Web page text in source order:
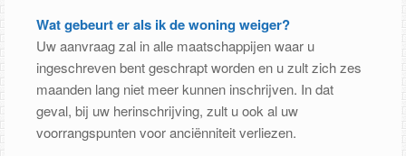
Wat gebeurt er als ik de woning weiger?
Uw aanvraag zal in alle maatschappijen waar u
ingeschreven bent geschrapt worden en u zult zich zes
maanden lang niet meer kunnen inschrijven. In dat
geval, bij uw herinschrijving, zult u ook al uw
voorrangspunten voor anciënniteit verliezen.